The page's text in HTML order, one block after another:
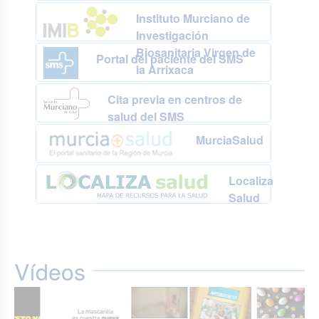
Instituto Murciano de
Investigación
Biosanitaria Virgen de
la Arrixaca
Portal del paciente del SMS
Cita previa en centros de
salud del SMS
MurciaSalud
Localiza
Salud
Vídeos